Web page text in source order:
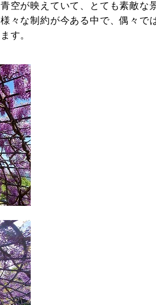
が映えていて、とても素敵な
な制約が今ある中で、偶々で
す。